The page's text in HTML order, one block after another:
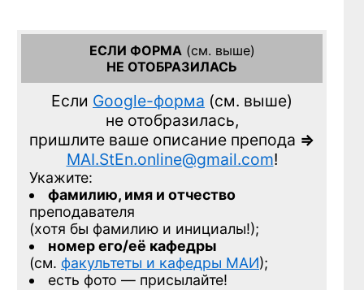
ЕСЛИ ФОРМА(см. выше)
НЕ ОТОБРАЗИЛАСЬ
Если Google-форма (см. выше)
не отобразилась,
пришлите ваше описание препода =>
MAI.StEn.online@gmail.com!
Укажите:
фамилию, имя и отчество
преподавателя
(хотя бы фамилию и инициалы!);
номер его/её кафедры
(см. факультеты и кафедры МАИ);
есть фото — присылайте!